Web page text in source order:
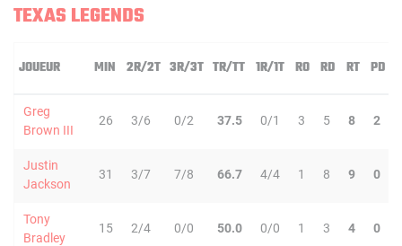
TEXAS LEGENDS
JOUEUR MIN 2R/2T 3R/3T TR/TT 1R/1T RO RD RT PD
Greg
Brown III
26 3/6 0/2 37.5 0/1 3 5 8 2
Justin
Jackson
31 3/7 7/8 66.7 4/4 1 8 9 0
Tony
Bradley
15 2/4 0/0 50.0 0/0 1 3 4 0